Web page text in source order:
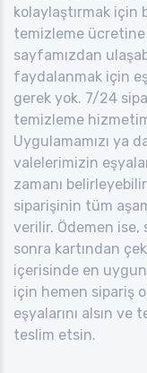
kolaylaştırmak için
temizleme
sayfamızdan
faydalanmak için
gerek yok. 7/24
temizleme
Uygulamamızı ya
valelerimizin
zamanı
siparişinin tüm
verilir. Ödemen
sonra kartından
içerisinde en
için hemen sipariş
eşyalarını alsın
teslim etsin.